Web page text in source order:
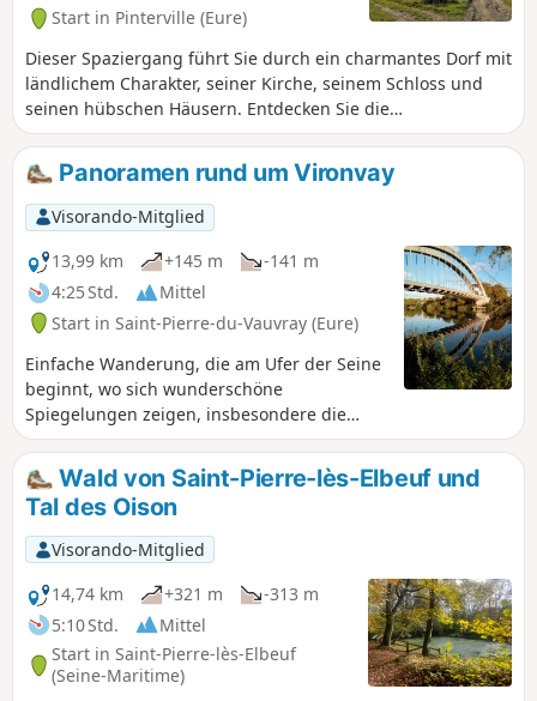
Start in Pinterville (Eure)
Dieser Spaziergang führt Sie durch ein charmantes Dorf mit
ländlichem Charakter, seiner Kirche, seinem Schloss und
seinen hübschen Häusern. Entdecken Sie die
bezaubernden Ebenen, Hügel und Wälder und
fotografieren Sie die Fauna und Flora des Unterholzes und
die Vielzahl an wilden Orchideen, die in den Gräben am
Waldrand wachsen.
Panoramen rund um Vironvay
Visorando-Mitglied
13,99 km
+145 m
-141 m
4:25 Std.
Mittel
Start in Saint-Pierre-du-Vauvray (Eure)
Einfache Wanderung, die am Ufer der Seine
beginnt, wo sich wunderschöne
Spiegelungen zeigen, insbesondere die
typische Brücke von Saint-Pierre-du-Vauvray.
Anschließend führt ein sehr leichter Anstieg
in den Wald, von wo aus man das Dorf
Heudebouville und dann das herrliche
Panorama von Vironvay mit den Dörfern,
Hügeln, der Brücke, Château-Gaillard, den
Mäandern der Seine usw. entdecken kann.
Auf dieser Strecke bieten sich dem
Betrachter, der sich Zeit nehmen möchte,
häufig kleine Panoramablicke.
Wald von Saint-Pierre-lès-Elbeuf und
Tal des Oison
Visorando-Mitglied
14,74 km
+321 m
-313 m
5:10 Std.
Mittel
Start in Saint-Pierre-lès-Elbeuf
(Seine-Maritime)